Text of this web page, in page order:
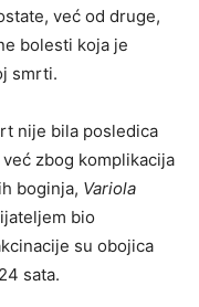
već od druge,
bolesti koja je
smrti.
nije bila posledica
zbog komplikacija
boginja, Variola
bio
su obojica
sata.